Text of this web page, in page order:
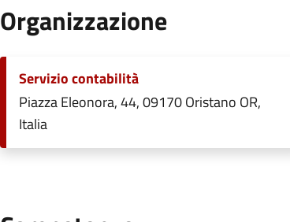
Organizzazione
Servizio contabilità
Piazza Eleonora, 44, 09170 Oristano OR,
Italia